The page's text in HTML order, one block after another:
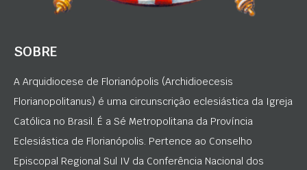
SOBRE
A Arquidiocese de Florianópolis (Archidioecesis
Florianopolitanus) é uma circunscrição eclesiástica da Igreja
Católica no Brasil. É a Sé Metropolitana da Província
Eclesiástica de Florianópolis. Pertence ao Conselho
Episcopal Regional Sul IV da Conferência Nacional dos